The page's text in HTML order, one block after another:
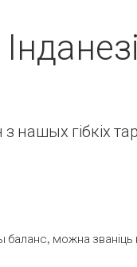
гібкіх
можна